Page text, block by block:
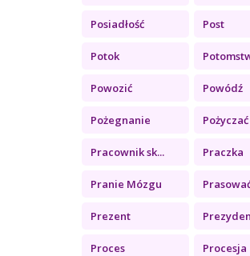
Posiadłość Post
Potok
Powozić Powódź
Pożegnanie Pożyczać
Pracownik sk... Praczka
Pranie Mózgu
Prezent
Proces Procesja